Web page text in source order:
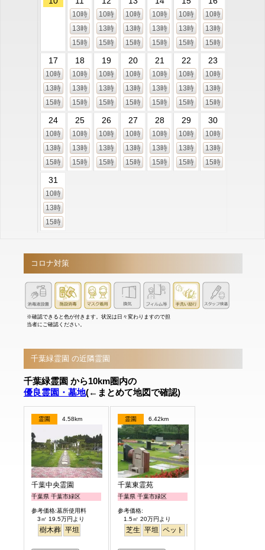
10時
13時
15時
10時
13時
15時
10時
13時
15時
10時
13時
15時
10時
13時
15時
10時
13時
15時
17
10時
13時
15時
18
10時
13時
15時
19
10時
13時
15時
20
10時
13時
15時
21
10時
13時
15時
22
10時
13時
15時
23
10時
13時
15時
24
10時
13時
15時
25
10時
13時
15時
26
10時
13時
15時
27
10時
13時
15時
28
10時
13時
15時
29
10時
13時
15時
30
10時
13時
15時
31
10時
13時
15時
コロナ対策
※確認できると色が付きます。状況は日々変わりますので担
当者にご確認ください。
千葉緑霊園 の近隣霊園
千葉緑霊園 から10km圏内の
優良霊園・墓地(←まとめて地図で確認)
霊園 4.58km
千葉中央霊園
千葉県 千葉市緑区
参考価格:墓所使用料
3㎡ 19.5万円より
樹木葬 平坦
霊園 6.42km
千葉東霊苑
千葉県 千葉市緑区
参考価格:
1.5㎡ 20万円より
芝生 平坦 ペット